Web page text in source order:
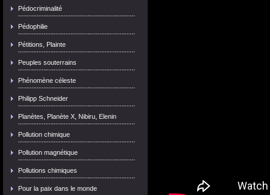
Pédocriminalité
Pédophilie
Pétitions, Plainte
Peuples souterrains
Phénomène céleste
Philipp Schneider
Planètes, Planète X, Nibiru, Elenin
Pollution chimique
Pollution magnétique
Pollutions chimiques
Pour la paix dans le monde